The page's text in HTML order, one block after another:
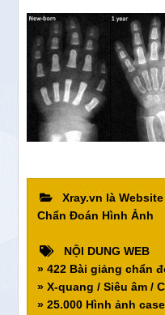
Xray.vn là
Chẩn Đoán Hình Ảnh
NỘI DUNG WEB
» 422 Bài giảng chẩn
» X-quang / Siêu âm /
» 25.000 Hình ảnh